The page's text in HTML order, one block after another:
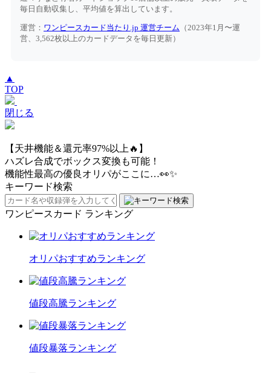
毎日自動収集し、平均値を算出しています。
運営： ワンピースカード当たり.jp 運営チーム （2023年1月〜運
営、3,562枚以上のカードデータを毎日更新）
▲
TOP
閉じる
【天井機能＆還元率97%以上🔥】
ハズレ合成でボックス変換も可能！
機能性最高の優良オリパがここに…👀✨
キーワード検索
ワンピースカード ランキング
オリパおすすめランキング
値段高騰ランキング
値段暴落ランキング